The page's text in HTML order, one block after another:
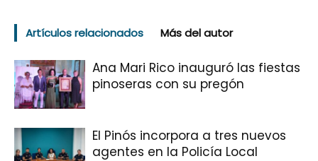
Artículos relacionados Más del autor
Ana Mari Rico inauguró las fiestas
pinoseras con su pregón
El Pinós incorpora a tres nuevos
agentes en la Policía Local